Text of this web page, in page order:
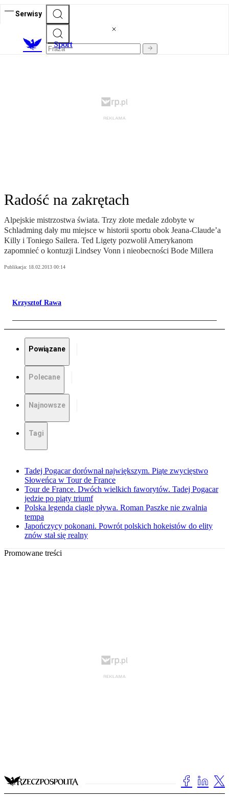
Serwisy
Sport
Radość na zakrętach
Alpejskie mistrzostwa świata. Trzy złote medale zdobyte w
Schladming dały mu miejsce w historii sportu obok Jeana-Claude’a
Killy i Toniego Sailera. Ted Ligety pozwolił Amerykanom
zapomnieć o kontuzji Lindsey Vonn i nieobecności Bode Millera
Publikacja: 18.02.2013 00:14
Krzysztof Rawa
Powiązane
Polecane
Najnowsze
Tagi
Tadej Pogacar dorównał największym. Piąte zwycięstwo
Słoweńca w Tour de France
Tour de France. Dwóch wielkich faworytów. Tadej Pogacar
jedzie po piąty triumf
Polska legenda ciągle pływa. Roman Paszke nie zwalnia
tempa
Japończycy pokonani. Powrót polskich hokeistów do elity
znów stał się realny
Promowane treści